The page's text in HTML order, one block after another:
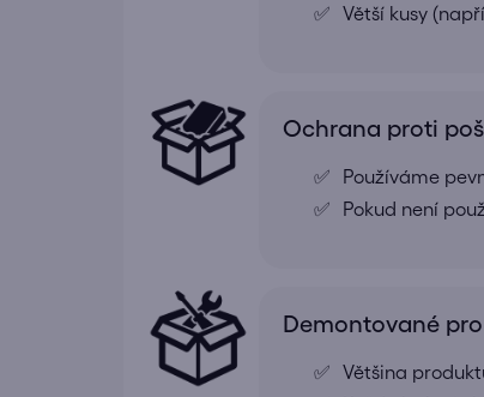
Větší kusy
Ochrana proti
Používáme
Pokud není
Demontované
Většina